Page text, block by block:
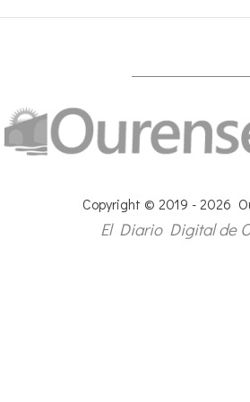
Copyright © 2019 - 2026
El Diario Digital de